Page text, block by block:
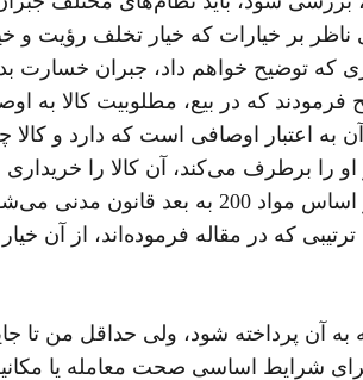
ناظر بر خیارات که خیار تخلف
توضیح خواهم داد، جبران خسارت
فرمودند که در بیع، مطلوبیت کالا
اعتبار اوصافی است که دارد و
را برطرف می‌کند، آن کالا را
به‌گونه‌ای که بشود آن را خود موضوع معامله
که در مقاله فرموده‌اند، از آن
به آن پرداخته شود، ولی حداقل من
شرایط اساسی صحت معامله یا